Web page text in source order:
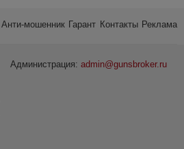
Анти-мошенник Гарант Контакты Реклама
Администрация: admin@gunsbroker.ru